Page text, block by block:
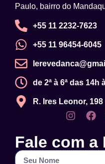
Paulo, bairro do
+55 11 2232-7623
+55 11 96454-6045
de 2ª à 6ª das 14h
R. Ires Leonor,
Fale com a